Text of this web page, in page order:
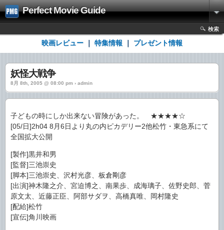
Perfect Movie Guide
検索
映画レビュー 特集情報 プレゼント情報
妖怪大戦争
8月 8th, 2005 @ 08:00 pm › admin
子どもの時にしか出来ない冒険があった。 ★★★★☆
[05/日]2h04 8月6日より丸の内ピカデリー2他松竹・東急系にて
全国拡大公開
[製作]黒井和男
[監督]三池崇史
[脚本]三池崇史、沢村光彦、板倉剛彦
[出演]神木隆之介、宮迫博之、南果歩、成海璃子、佐野史郎、菅
原文太、近藤正臣、阿部サダヲ、高橋真唯、岡村隆史
[配給]松竹
[宣伝]角川映画